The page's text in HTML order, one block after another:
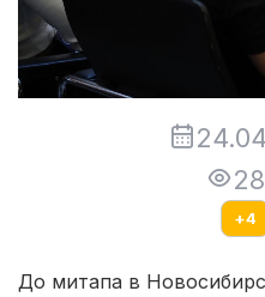
+4
До митапа в